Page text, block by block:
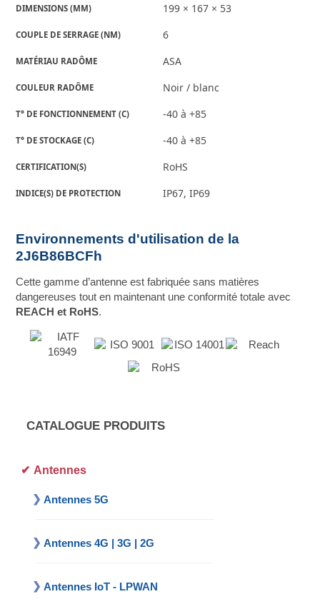
DIMENSIONS (MM) 199 × 167 × 53
COUPLE DE SERRAGE (NM) 6
MATÉRIAU RADÔME ASA
COULEUR RADÔME Noir / blanc
T° DE FONCTIONNEMENT (C) -40 à +85
T° DE STOCKAGE (C) -40 à +85
CERTIFICATION(S) RoHS
INDICE(S) DE PROTECTION IP67, IP69
Environnements d'utilisation de la
2J6B86BCFh
Cette gamme d’antenne est fabriquée sans matières
dangereuses tout en maintenant une conformité totale avec
REACH et RoHS.
CATALOGUE PRODUITS
Antennes
Antennes 5G
Antennes 4G | 3G | 2G
Antennes IoT - LPWAN